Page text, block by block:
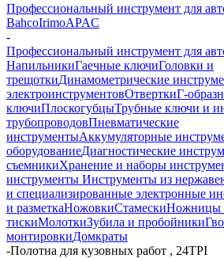
Профессиональный инструмент для
BahcoIrimoAPAC
-
Профессиональный инструмент для
НапильникиГаечные ключиГоловки и
трещоткиДинамометрические
электроинструментовОтверткиГ-
ключиПлоскогубцыТрубные ключи и
трубопроводовПневматические
инструментыАккумуляторные
оборудованиеДиагностические
съемникиХранение и наборы
инструменты Инструменты из
и специализированные электронные
и разметкаНожовкиСтамескиНожницы
тискиМолоткиЗубила и пробойники
монтировкиДомкраты
-Полотна для кузовных работ , 24TPI